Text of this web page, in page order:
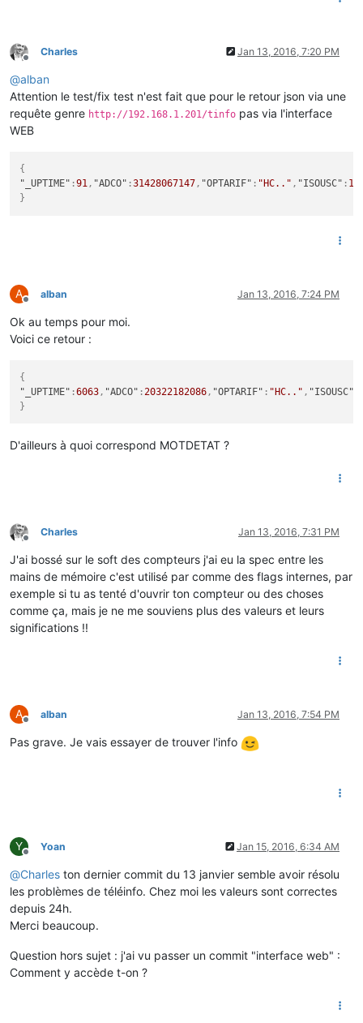
Offline
Charles Jan 13, 2016, 7:20 PM
@alban
Attention le test/fix test n'est fait que pour le retour json via une
requête genre http://192.168.1.201/tinfo pas via l'interface
WEB
{
"_UPTIME" :91, "ADCO" :31428067147, "OPTARIF" : "HC.." , "ISOUSC" : 15
}
A
Offline
alban Jan 13, 2016, 7:24 PM
Ok au temps pour moi.
Voici ce retour :
{
"_UPTIME" :6063 , "ADCO" : 20322182086 , "OPTARIF" : "HC.." , "ISOUSC"
}
D'ailleurs à quoi correspond MOTDETAT ?
Offline
Charles Jan 13, 2016, 7:31 PM
J'ai bossé sur le soft des compteurs j'ai eu la spec entre les
mains de mémoire c'est utilisé par comme des flags internes, par
exemple si tu as tenté d'ouvrir ton compteur ou des choses
comme ça, mais je ne me souviens plus des valeurs et leurs
significations !!
A
Offline
alban Jan 13, 2016, 7:54 PM
Pas grave. Je vais essayer de trouver l'info
Y
Offline
Yoan Jan 15, 2016, 6:34 AM
@Charles ton dernier commit du 13 janvier semble avoir résolu
les problèmes de téléinfo. Chez moi les valeurs sont correctes
depuis 24h.
Merci beaucoup.
Question hors sujet : j'ai vu passer un commit "interface web" :
Comment y accède t-on ?